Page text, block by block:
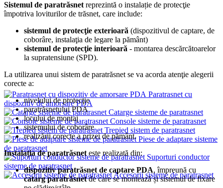
Sistemul de paratrăsnet reprezintă o instalație de protecţie
împotriva loviturilor de trăsnet, care include:
sistemul de protecţie exterioară (dispozitivul de captare, de
coborâre, instalaţia de legare la pământ)
sistemul de protecţie interioară - montarea descărcătoarelor
la supratensiune (SPD).
La utilizarea unui sistem de paratrăsnet se va acorda atenţie alegerii
corecte a:
nivelului de protecţie
paratrăsnetului PDA
locului de montaj
sistemului de coborâre
realizării corecte a prizei de pământ.
Instalația de paratrăsnet este realizată din:
dispozitiv paratrăsnet de captare PDA, împreună cu
catarg paratrăsnetde care se montează și sistemul de fixare
Paratrasnet cu
dispozitiv de amorsare PDA
Catarge sisteme de paratrasnet
Console sisteme de paratrasnet
Trepied sistem de paratrasnet
Piese de adaptare sisteme
de paratrasnet
Suporturi conductor
sisteme de paratrasnet
Accesorii sisteme de paratrasnet